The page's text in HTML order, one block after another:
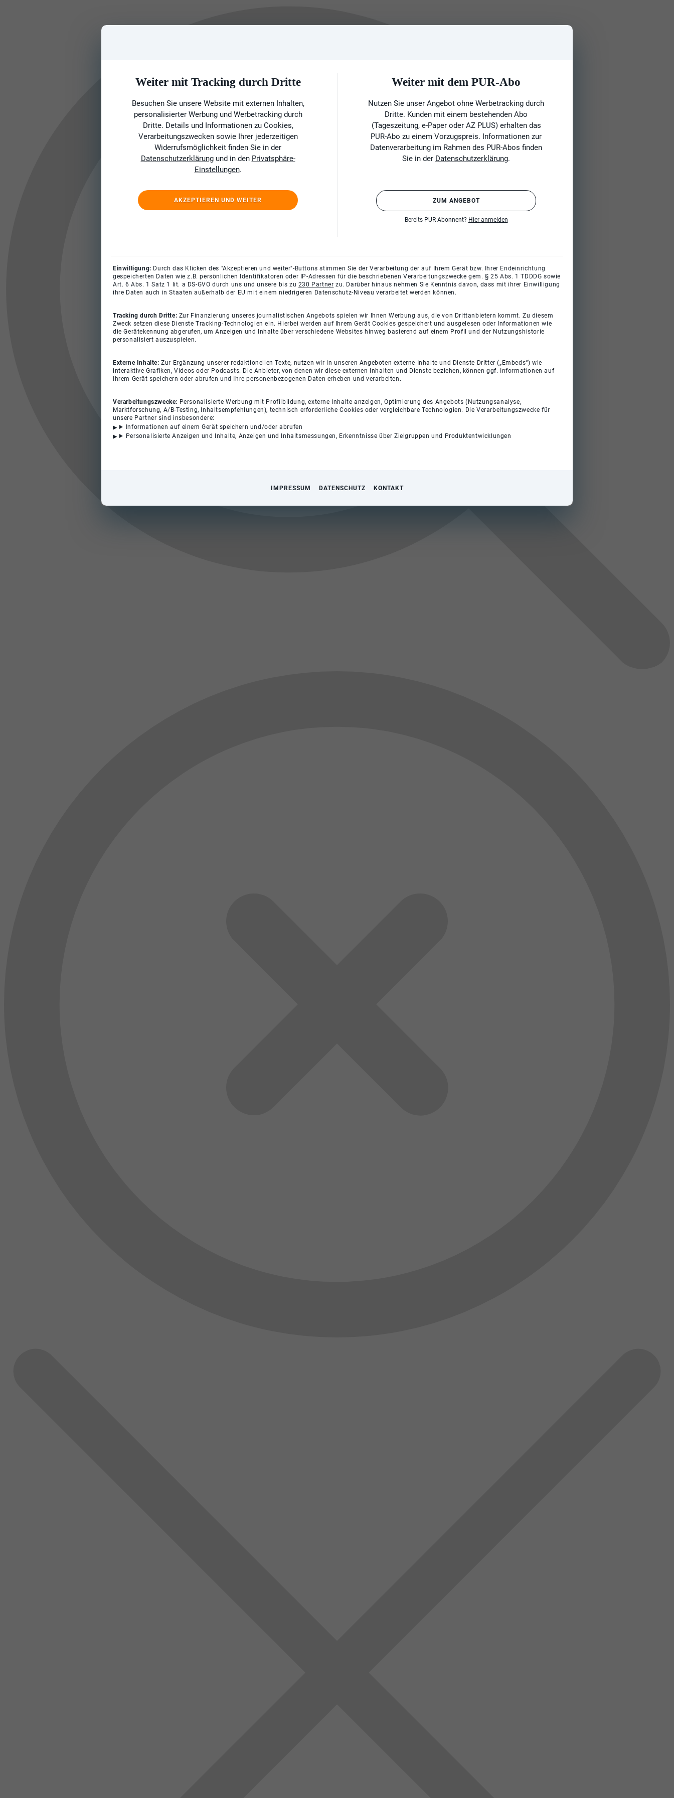
Weiter mit Tracking durch Dritte
Besuchen Sie unsere Website mit externen Inhalten,
personalisierter Werbung und Werbetracking durch
Dritte. Details und Informationen zu Cookies,
Verarbeitungszwecken sowie Ihrer jederzeitigen
Widerrufsmöglichkeit finden Sie in der
Datenschutzerklärungund in den Privatsphäre-
Einstellungen.
AKZEPTIEREN UND WEITER
Weiter mit dem PUR-Abo
Nutzen Sie unser Angebot ohne Werbetracking durch
Dritte. Kunden mit einem bestehenden Abo
(Tageszeitung, e-Paper oder AZ PLUS) erhalten das
PUR-Abo zu einem Vorzugspreis. Informationen zur
Datenverarbeitung im Rahmen des PUR-Abos finden
Sie in der Datenschutzerklärung.
ZUM ANGEBOT
Bereits PUR-Abonnent? Hier anmelden
Einwilligung: Durch das Klicken des "Akzeptieren und weiter"-Buttons stimmen Sie der Verarbeitung der auf Ihrem Gerät bzw. Ihrer Endeinrichtung
gespeicherten Daten wie z.B. persönlichen Identifikatoren oder IP-Adressen für die beschriebenen Verarbeitungszwecke gem. § 25 Abs. 1 TDDDG sowie
Art. 6 Abs. 1 Satz 1 lit. a DS-GVO durch uns und unsere bis zu 230 Partner zu. Darüber hinaus nehmen Sie Kenntnis davon, dass mit ihrer Einwilligung
ihre Daten auch in Staaten außerhalb der EU mit einem niedrigeren Datenschutz-Niveau verarbeitet werden können.
Tracking durch Dritte: Zur Finanzierung unseres journalistischen Angebots spielen wir Ihnen Werbung aus, die von Drittanbietern kommt. Zu diesem
Zweck setzen diese Dienste Tracking-Technologien ein. Hierbei werden auf Ihrem Gerät Cookies gespeichert und ausgelesen oder Informationen wie
die Gerätekennung abgerufen, um Anzeigen und Inhalte über verschiedene Websites hinweg basierend auf einem Profil und der Nutzungshistorie
personalisiert auszuspielen.
Externe Inhalte:Zur Ergänzung unserer redaktionellen Texte, nutzen wir in unseren Angeboten externe Inhalte und Dienste Dritter („Embeds“) wie
interaktive Grafiken, Videos oder Podcasts. Die Anbieter, von denen wir diese externen Inhalten und Dienste beziehen, können ggf. Informationen auf
Ihrem Gerät speichern oder abrufen und Ihre personenbezogenen Daten erheben und verarbeiten.
Verarbeitungszwecke: Personalisierte Werbung mit Profilbildung, externe Inhalte anzeigen, Optimierung des Angebots (Nutzungsanalyse,
Marktforschung, A/B-Testing, Inhaltsempfehlungen), technisch erforderliche Cookies oder vergleichbare Technologien. Die Verarbeitungszwecke für
unsere Partner sind insbesondere:
Informationen auf einem Gerät speichern und/oder abrufen
Personalisierte Anzeigen und Inhalte, Anzeigen und Inhaltsmessungen, Erkenntnisse über Zielgruppen und Produktentwicklungen
IMPRESSUM DATENSCHUTZ KONTAKT